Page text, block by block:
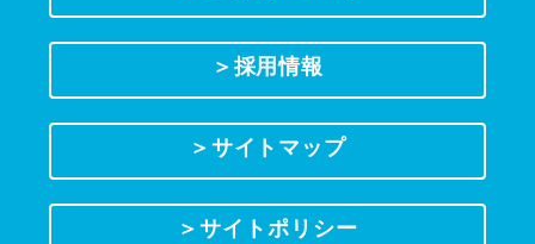
＞採用情報
＞サイトマップ
＞サイトポリシー